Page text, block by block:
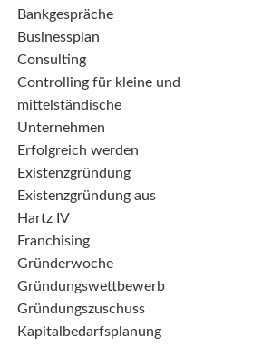
Bankgespräche
Businessplan
Consulting
Controlling für kleine und
mittelständische
Unternehmen
Erfolgreich werden
Existenzgründung
Existenzgründung aus
Hartz IV
Franchising
Gründerwoche
Gründungswettbewerb
Gründungszuschuss
Kapitalbedarfsplanung